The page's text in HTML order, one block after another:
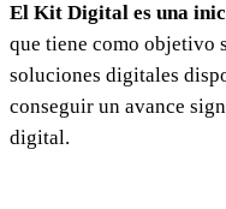
El Kit Digital es una
que tiene como objetivo
soluciones digitales
conseguir un avance
digital.